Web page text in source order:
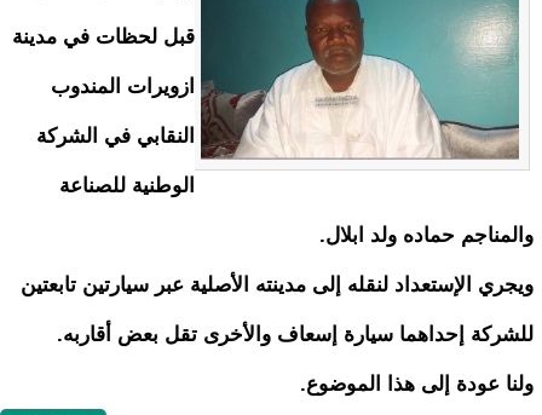
قبل لحظات في مدينة
ازويرات المندوب
النقابي في الشركة
الوطنية للصناعة
والمناجم حماده ولد ابلال.
ويجري الإستعداد لنقله إلى مدينته الأصلية عبر سيارتين تابعتين
للشركة إحداهما سيارة إسعاف والأخرى تقل بعض أقاربه.
ولنا عودة إلى هذا الموضوع.